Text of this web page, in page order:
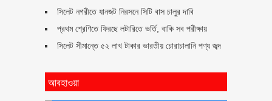
সিলেট নগরীতে যানজট নিরসনে সিটি বাস চালুর দাবি
প্রথম শ্রেণিতে ফিরছে লটারিতে ভর্তি, বাকি সব পরীক্ষায়
সিলেট সীমান্তে ৫২ লাখ টাকার ভারতীয় চোরাচালানি পণ্য জব্দ
আবহাওয়া